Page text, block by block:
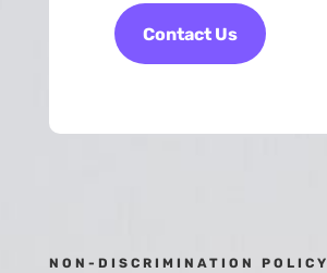
Contact Us
NON-DISCRIMINATION POLICY